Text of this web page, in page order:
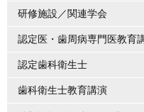
研修施設／関連学会
認定医・歯周病専門医教育
認定歯科衛生士
歯科衛生士教育講演